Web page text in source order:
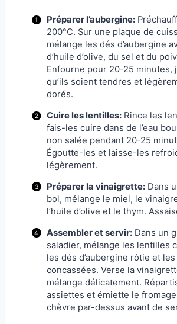
Préparer l’aubergine:
200°C. Sur une plaque de
mélange les dés d’aubergine
d’huile d’olive, du sel et du
Enfourne pour 20-25 minutes,
qu’ils soient tendres et
dorés.
Cuire les lentilles:Rince les
fais-les cuire dans de l’eau
non salée pendant 20-25
Égoutte-les et laisse-les
légèrement.
Préparer la vinaigrette:Dans
bol, mélange le miel, le
l’huile d’olive et le thym.
Assembler et servir:Dans un
saladier, mélange les lentilles
les dés d’aubergine rôtie et
concassées. Verse la
mélange délicatement.
assiettes et émiette le
chèvre par-dessus avant de